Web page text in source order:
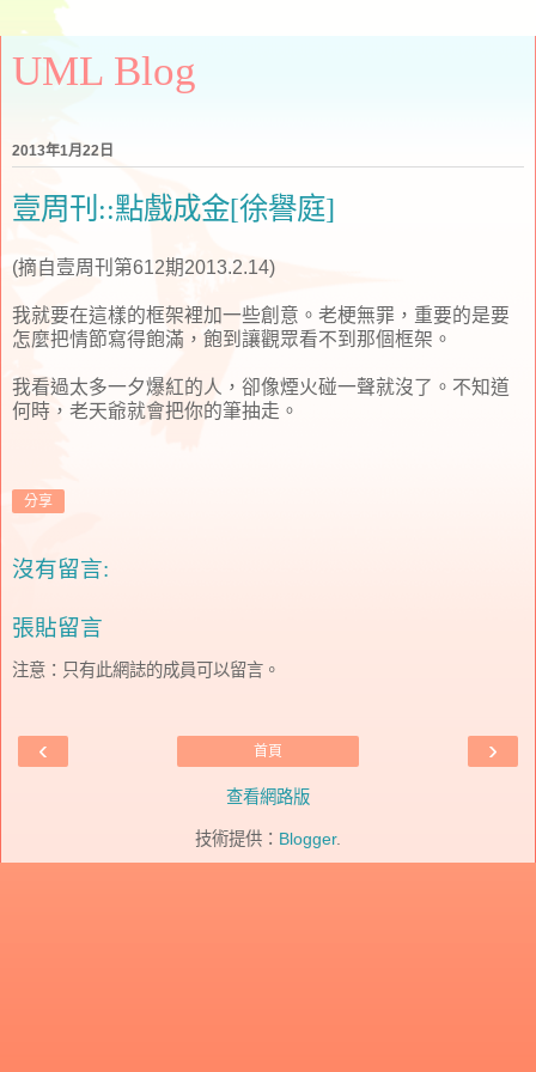
UML Blog
2013年1月22日
壹周刊::點戲成金[徐譽庭]
(摘自壹周刊第612期2013.2.14)
我就要在這樣的框架裡加一些創意。老梗無罪，重要的是要
怎麼把情節寫得飽滿，飽到讓觀眾看不到那個框架。
我看過太多一夕爆紅的人，卻像煙火碰一聲就沒了。不知道
何時，老天爺就會把你的筆抽走。
分享
沒有留言:
張貼留言
注意：只有此網誌的成員可以留言。
‹ ›
首頁
查看網路版
技術提供： Blogger.